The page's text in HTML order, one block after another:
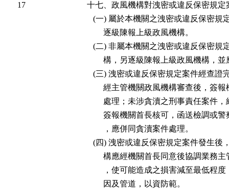
17
十七、政風機構對洩密或違反保密規
(一) 屬於本機關之洩密或違反保密
        逐級陳報上級政風機構。
(二) 非屬本機關之洩密或違反保密
構，另逐級陳報上級政風機構，
(三) 洩密或違反保密規定案件經查
經主管機關政風機構審查後，簽
處理；未涉貪瀆之刑事責任案件
簽報機關首長核可，函送檢調或
        ，應併同貪瀆案件處理。
(四) 洩密或違反保密規定案件發生
構應經機關首長同意後協調業務
，使可能造成之損害減至最低程
        因及管道，以資防範。